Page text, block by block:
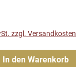
zzgl. Versandkosten
In den Warenkorb